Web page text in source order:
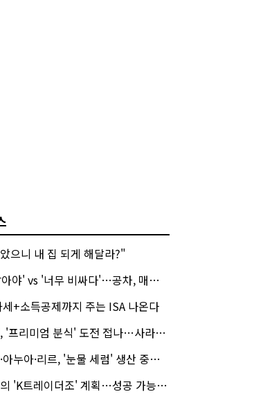
으니 내 집 되게 해달라?"
' vs '너무 비싸다'…공차, 매각 성공할까
+소득공제까지 주는 ISA 나온다
리미엄 분식' 도전 접나…사라진 '멜팅피스'
누아·리르, '눈물 세럼' 생산 중단한다
'K트레이더조' 계획…성공 가능성은 '글쎄'